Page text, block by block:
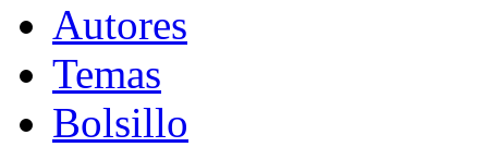
Autores
Temas
Bolsillo